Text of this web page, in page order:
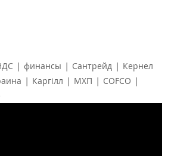
| финансы | Сантрейд | Кернел
| Каргілл | МХП | COFCO |